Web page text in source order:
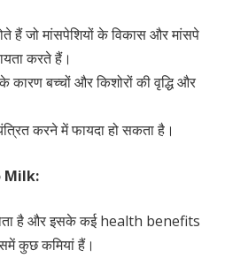
हैं जो मांसपेशियों के विकास और मांसपे
करते हैं।
कारण बच्चों और किशोरों की वृद्धि और
करने में फायदा हो सकता है।
Milk:
है और इसके कई health benefits
कुछ कमियां हैं।